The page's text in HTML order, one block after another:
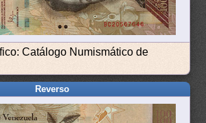
Catálogo Numismático de
Reverso